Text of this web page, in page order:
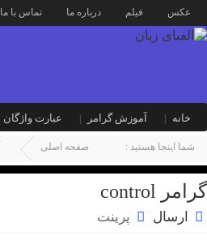
عکس فیلم درباره ما تماس با ما
خانه آموزش گرامر عبارت واژگان
شما اینجا هستید : صفحه اصلی
گرامر control
ارسال پرینت